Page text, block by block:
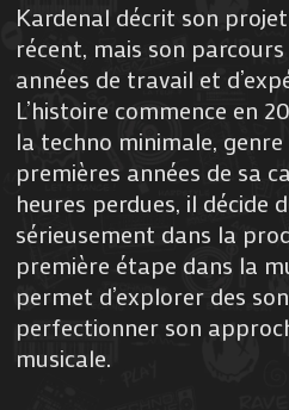
Kardenal décrit son
récent, mais son
années de travail et
L’histoire commence en
la techno minimale,
premières années de sa
heures perdues, il décide
sérieusement dans la
première étape dans la
permet d’explorer des
perfectionner son
musicale.